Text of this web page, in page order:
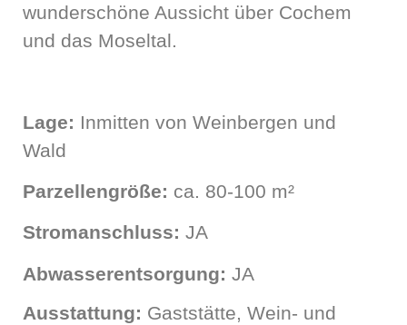
wunderschöne Aussicht über Cochem
und das Moseltal.
Lage: Inmitten von Weinbergen und
Wald
Parzellengröße: ca. 80-100 m²
Stromanschluss: JA
Abwasserentsorgung: JA
Ausstattung: Gaststätte, Wein- und